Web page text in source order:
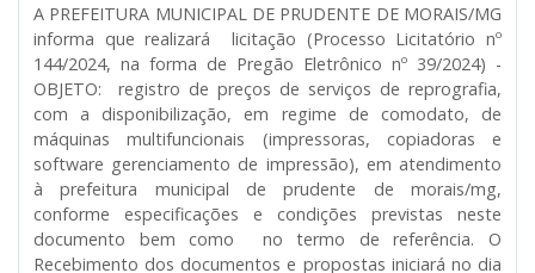
A PREFEITURA MUNICIPAL DE PRUDENTE DE MORAIS/MG
informa que realizará licitação (Processo Licitatório nº
144/2024, na forma de Pregão Eletrônico nº 39/2024) -
OBJETO: registro de preços de serviços de reprografia,
com a disponibilização, em regime de comodato, de
máquinas multifuncionais (impressoras, copiadoras e
software gerenciamento de impressão), em atendimento
à prefeitura municipal de prudente de morais/mg,
conforme especificações e condições previstas neste
documento bem como no termo de referência. O
Recebimento dos documentos e propostas iniciará no dia